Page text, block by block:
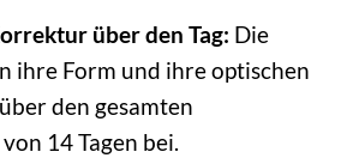
über den Tag: Die
ihre Form und ihre optischen
den gesamten
14 Tagen bei.